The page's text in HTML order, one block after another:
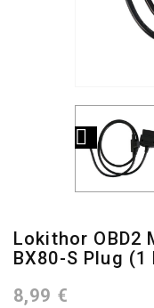

Lokithor OBD2
BX80-S Plug
8,99 €